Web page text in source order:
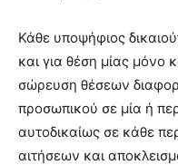
Κάθε υποψήφιος
και για θέση μίας μόνο
σώρευση θέσεων
προσωπικού σε μία ή
αυτοδικαίως σε κάθε
αιτήσεων και